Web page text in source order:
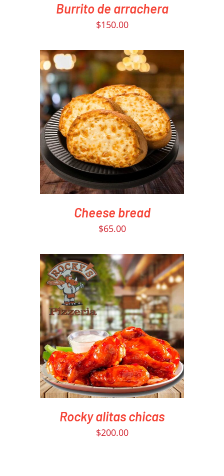
Burrito de arrachera
$150.00
PEDIR AHORA
/
DETAILS
Cheese bread
$65.00
PEDIR AHORA
/
DETAILS
Rocky alitas chicas
$200.00